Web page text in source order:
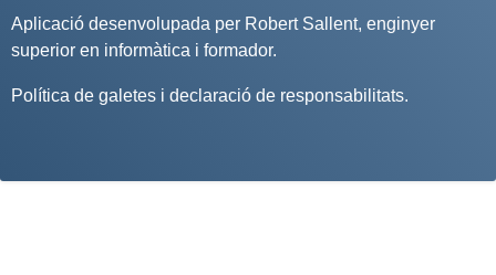
Aplicació desenvolupada per Robert Sallent, enginyer
superior en informàtica i formador.
Política de galetes i declaració de responsabilitats.